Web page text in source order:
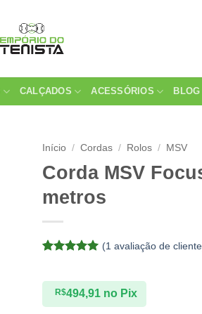
CALÇADOS ACESSÓRIOS BLOG
Início / Cordas / Rolos / MSV
Corda MSV
metros
5, com
baseado em
avaliação
(1 avaliação de
R$494,91 no Pix